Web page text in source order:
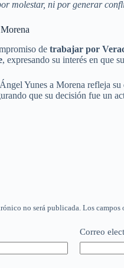
molestar, ni por generar
de trabajar por
, expresando su interés en que su
Yunes a Morena refleja su
que su decisión fue un
no será publicada. Los campos
Correo